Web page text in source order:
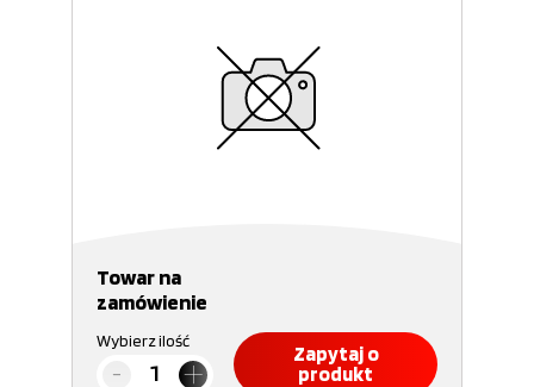
Towar na
zamówienie
Wybierz ilość
Zapytaj o
produkt